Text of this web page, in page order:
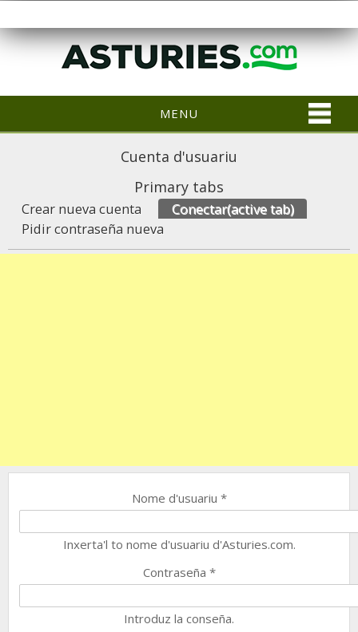
MENU
Cuenta d'usuariu
Primary tabs
Crear nueva cuenta Conectar(active tab)
Pidir contraseña nueva
Nome d'usuariu *
Inxerta'l to nome d'usuariu d'Asturies.com.
Contraseña *
Introduz la conseña.